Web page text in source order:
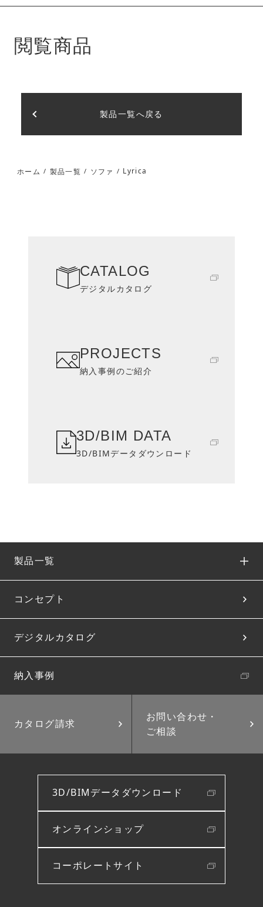
閲覧商品
製品一覧へ戻る
ホーム / 製品一覧 / ソファ / Lyrica
CATALOG
デジタルカタログ
PROJECTS
納入事例のご紹介
3D/BIM DATA
3D/BIMデータダウンロード
製品一覧
コンセプト
デジタルカタログ
納入事例
カタログ請求
お問い合わせ・
ご相談
3D/BIMデータダウンロード
オンラインショップ
コーポレートサイト